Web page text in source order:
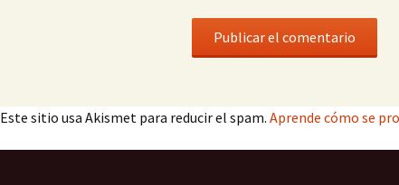
Este sitio usa Akismet para reducir el spam. Aprende cómo se